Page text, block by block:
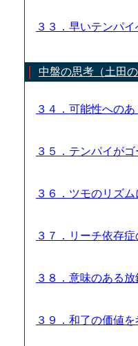
３３．早いテンパ
中盤の思考（土田の
３４．可能性への
３５．テンパイが
３６．ツモのリズ
３７．リーチ依存
３８．意味のある
３９．和了の価値